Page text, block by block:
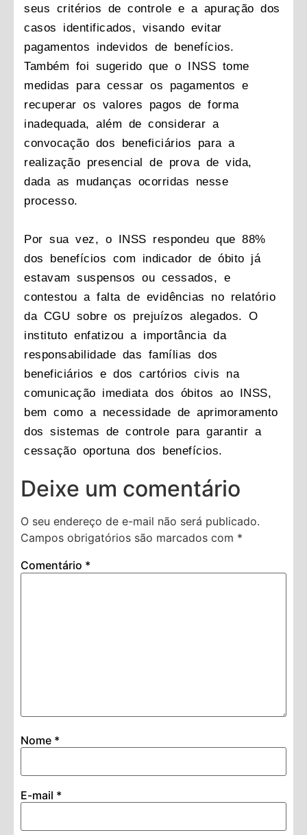
seus critérios de controle e a apuração dos
casos identificados, visando evitar
pagamentos indevidos de benefícios.
Também foi sugerido que o INSS tome
medidas para cessar os pagamentos e
recuperar os valores pagos de forma
inadequada, além de considerar a
convocação dos beneficiários para a
realização presencial de prova de vida,
dada as mudanças ocorridas nesse
processo.
Por sua vez, o INSS respondeu que 88%
dos benefícios com indicador de óbito já
estavam suspensos ou cessados, e
contestou a falta de evidências no relatório
da CGU sobre os prejuízos alegados. O
instituto enfatizou a importância da
responsabilidade das famílias dos
beneficiários e dos cartórios civis na
comunicação imediata dos óbitos ao INSS,
bem como a necessidade de aprimoramento
dos sistemas de controle para garantir a
cessação oportuna dos benefícios.
Deixe um comentário
O seu endereço de e-mail não será publicado.
Campos obrigatórios são marcados com *
Comentário *
Nome *
E-mail *